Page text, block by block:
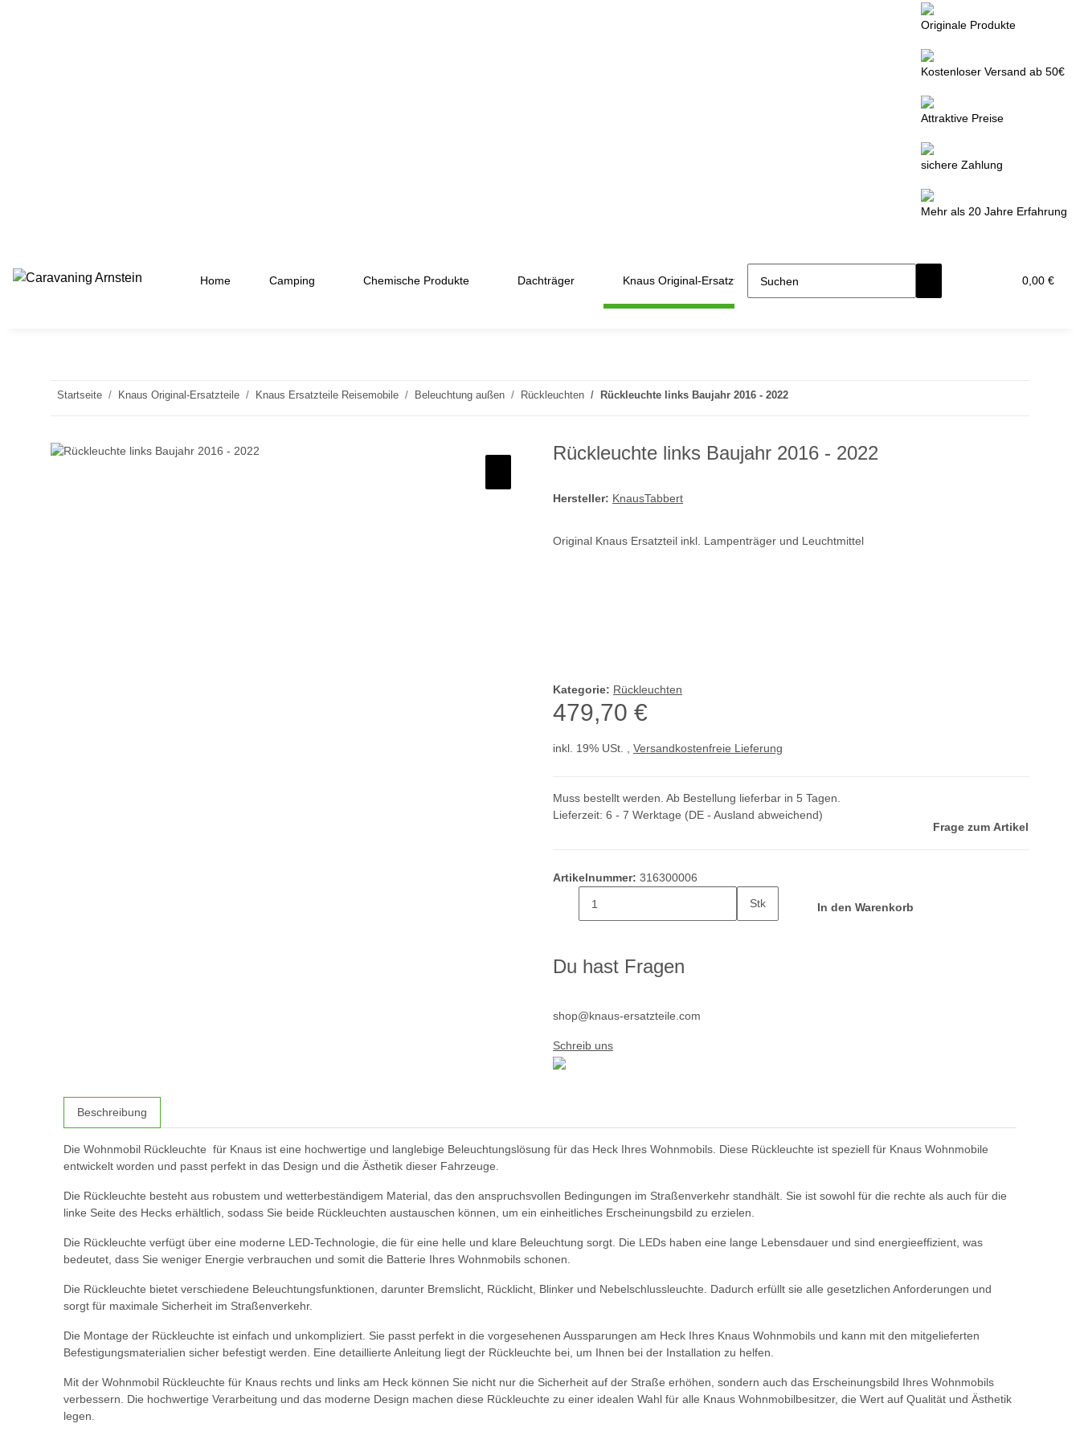
Originale Produkte
Kostenloser Versand ab 50€
Attraktive Preise
sichere Zahlung
Mehr als 20 Jahre Erfahrung
0,00 €
Home Camping Chemische Produkte Dachträger Knaus Original-Ersatzteile
Startseite Knaus Original-Ersatzteile Knaus Ersatzteile Reisemobile Beleuchtung außen Rückleuchten Rückleuchte links Baujahr 2016 - 2022
Rückleuchte links Baujahr 2016 - 2022
Hersteller: KnausTabbert
Original Knaus Ersatzteil inkl. Lampenträger und Leuchtmittel
Kategorie: Rückleuchten
479,70 €
inkl. 19% USt. , Versandkostenfreie Lieferung
Muss bestellt werden. Ab Bestellung lieferbar in 5 Tagen.
Lieferzeit: 6 - 7 Werktage (DE - Ausland abweichend)
Frage zum Artikel
Artikelnummer: 316300006
Stk
In den Warenkorb
Du hast Fragen
shop@knaus-ersatzteile.com
Schreib uns
Beschreibung
Die Wohnmobil Rückleuchte für Knaus ist eine hochwertige und langlebige Beleuchtungslösung für das Heck Ihres Wohnmobils. Diese Rückleuchte ist speziell für Knaus Wohnmobile
entwickelt worden und passt perfekt in das Design und die Ästhetik dieser Fahrzeuge.
Die Rückleuchte besteht aus robustem und wetterbeständigem Material, das den anspruchsvollen Bedingungen im Straßenverkehr standhält. Sie ist sowohl für die rechte als auch für die
linke Seite des Hecks erhältlich, sodass Sie beide Rückleuchten austauschen können, um ein einheitliches Erscheinungsbild zu erzielen.
Die Rückleuchte verfügt über eine moderne LED-Technologie, die für eine helle und klare Beleuchtung sorgt. Die LEDs haben eine lange Lebensdauer und sind energieeffizient, was
bedeutet, dass Sie weniger Energie verbrauchen und somit die Batterie Ihres Wohnmobils schonen.
Die Rückleuchte bietet verschiedene Beleuchtungsfunktionen, darunter Bremslicht, Rücklicht, Blinker und Nebelschlussleuchte. Dadurch erfüllt sie alle gesetzlichen Anforderungen und
sorgt für maximale Sicherheit im Straßenverkehr.
Die Montage der Rückleuchte ist einfach und unkompliziert. Sie passt perfekt in die vorgesehenen Aussparungen am Heck Ihres Knaus Wohnmobils und kann mit den mitgelieferten
Befestigungsmaterialien sicher befestigt werden. Eine detaillierte Anleitung liegt der Rückleuchte bei, um Ihnen bei der Installation zu helfen.
Mit der Wohnmobil Rückleuchte für Knaus rechts und links am Heck können Sie nicht nur die Sicherheit auf der Straße erhöhen, sondern auch das Erscheinungsbild Ihres Wohnmobils
verbessern. Die hochwertige Verarbeitung und das moderne Design machen diese Rückleuchte zu einer idealen Wahl für alle Knaus Wohnmobilbesitzer, die Wert auf Qualität und Ästhetik
legen.